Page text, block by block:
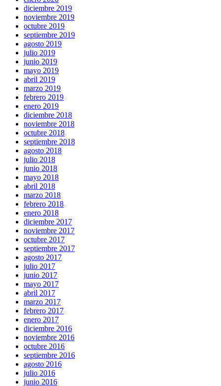
diciembre 2019
noviembre 2019
octubre 2019
septiembre 2019
agosto 2019
julio 2019
junio 2019
mayo 2019
abril 2019
marzo 2019
febrero 2019
enero 2019
diciembre 2018
noviembre 2018
octubre 2018
septiembre 2018
agosto 2018
julio 2018
junio 2018
mayo 2018
abril 2018
marzo 2018
febrero 2018
enero 2018
diciembre 2017
noviembre 2017
octubre 2017
septiembre 2017
agosto 2017
julio 2017
junio 2017
mayo 2017
abril 2017
marzo 2017
febrero 2017
enero 2017
diciembre 2016
noviembre 2016
octubre 2016
septiembre 2016
agosto 2016
julio 2016
junio 2016